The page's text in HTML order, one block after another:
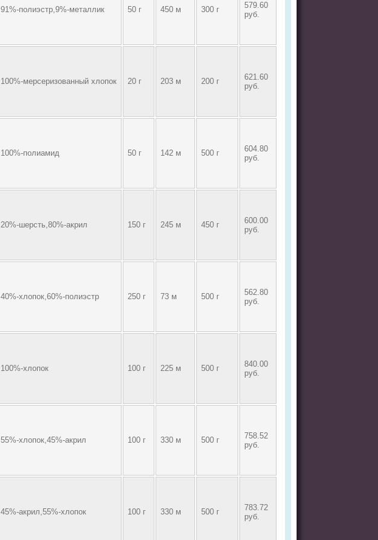
91%-полиэстр,9%-металлик 50 г 450 м 300 г
579.60
руб.
100%-мерсеризованный хлопок 20 г 203 м 200 г
621.60
руб.
100%-полиамид 50 г 142 м 500 г
604.80
руб.
20%-шерсть,80%-акрил 150 г 245 м 450 г
600.00
руб.
40%-хлопок,60%-полиэстр 250 г 73 м 500 г
562.80
руб.
100%-хлопок 100 г 225 м 500 г
840.00
руб.
55%-хлопок,45%-акрил 100 г 330 м 500 г
758.52
руб.
45%-акрил,55%-хлопок 100 г 330 м 500 г
783.72
руб.